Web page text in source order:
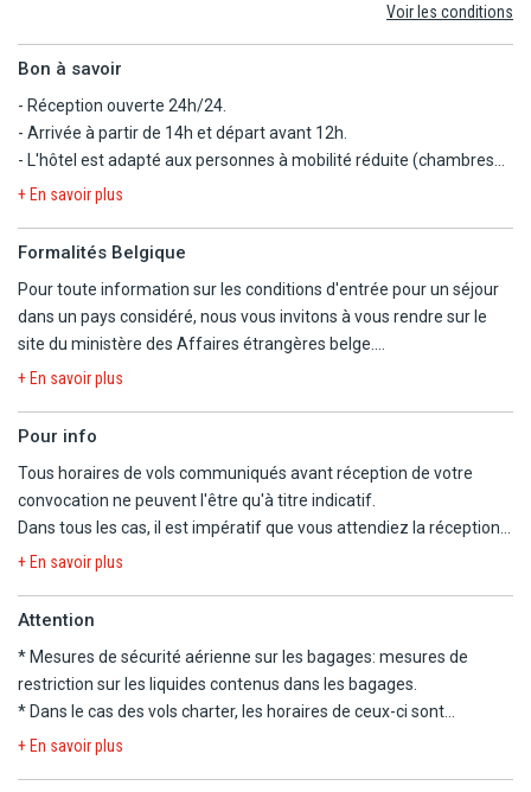
Voir les conditions
Bon à savoir
- Réception ouverte 24h/24.
- Arrivée à partir de 14h et départ avant 12h.
- L'hôtel est adapté aux personnes à mobilité réduite (chambres
sur demande et sous réserve de disponibilité).
- L'hôtel propose un prêt de serviettes de piscine/plage avec
- Les animaux de compagnie ne sont pas acceptés.
- Taxe de séjour incluse.
+ En savoir plus
Formalités Belgique
Pour toute information sur les conditions d'entrée pour un séjour
dans un pays considéré, nous vous invitons à vous rendre sur le
site du ministère des Affaires étrangères belge.
https://diplomatie.belgium.be/fr/Services/voyager_a_letranger/
+ En savoir plus
Pour info
Tous horaires de vols communiqués avant réception de votre
convocation ne peuvent l'être qu'à titre indicatif.
Dans tous les cas, il est impératif que vous attendiez la réception
de la convocation comprenant les horaires définitifs avant
Nous ne pourrons être tenus responsables d'un changement
Nous vous informons que, pour ce séjour, les vols sont
susceptibles de faire l'objet d'une escale.
La convocation à l'aéroport, les horaires en heures locales et le
+ En savoir plus
Attention
* Mesures de sécurité aérienne sur les bagages: mesures de
restriction sur les liquides contenus dans les bagages
* Dans le cas des vols charter, les horaires de ceux-ci sont
déterminés dans les 48 heures précédant le départ. Les vols
+ En savoir plus